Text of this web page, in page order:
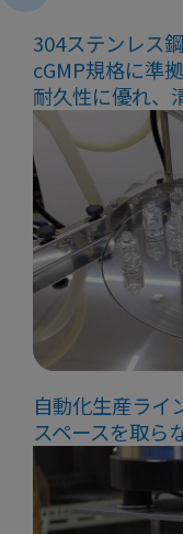
304ステンレス鋼
cGMP規格に準拠
耐久性に優れ、
自動化生産ライ
スペースを取ら